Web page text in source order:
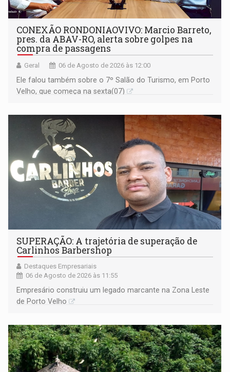
CONEXÃO RONDONIAOVIVO: Marcio Barreto,
pres. da ABAV-RO, alerta sobre golpes na
compra de passagens
Geral 06 de Agosto de 2026 às 12:00
Ele falou também sobre o 7º Salão do Turismo, em Porto
Velho, que começa na sexta(07)
SUPERAÇÃO: A trajetória de superação de
Carlinhos Barbershop
Destaques Empresariais
06 de Agosto de 2026 às 11:55
Empresário construiu um legado marcante na Zona Leste
de Porto Velho